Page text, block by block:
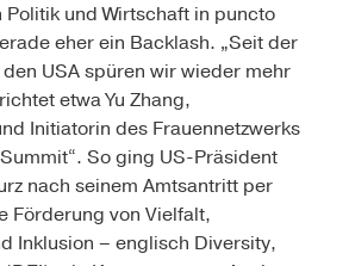
und Wirtschaft in puncto
eher ein Backlash. „Seit der
USA spüren wir wieder mehr
etwa Yu Zhang,
Initiatorin des Frauennetzwerks
So ging US-Präsident
nach seinem Amtsantritt per
Förderung von Vielfalt,
Inklusion – englisch Diversity,